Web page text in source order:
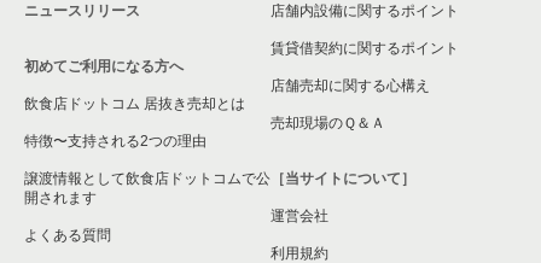
ニュースリリース
初めてご利用になる方へ
飲食店ドットコム 居抜き売却とは
特徴〜支持される2つの理由
譲渡情報として飲食店ドットコムで公
開されます
よくある質問
店舗内設備に関するポイント
賃貸借契約に関するポイント
店舗売却に関する心構え
売却現場のＱ＆Ａ
［当サイトについて］
運営会社
利用規約